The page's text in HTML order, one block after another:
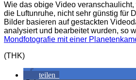
Wie das obige Video
die Luftunruhe, nicht sehr günstig für
Bilder basieren auf gestackten
analysiert und bearbeitet wurden, so
Mondfotografie mit einer
(THK)
teilen